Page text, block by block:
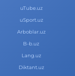
uTube.uz
uSport.uz
Arboblar.uz
B-b.uz
Lang.uz
Diktant.uz